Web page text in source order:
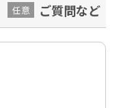
ご質問など
任意